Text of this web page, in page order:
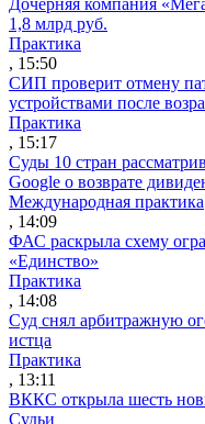
1,8 млрд руб.
Практика
, 15:50
СИП проверит отмену
устройствами после
Практика
, 15:17
Суды 10 стран
Google о возврате
Международная практика
, 14:09
ФАС раскрыла схему
«Единство»
Практика
, 14:08
Суд снял арбитражную
истца
Практика
, 13:11
ВККС открыла шесть
Судьи